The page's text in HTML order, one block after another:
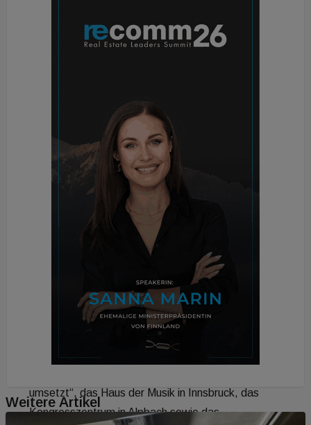
Heute umfasst das Portfolio alle Bereiche, die
Sanitär- und Gasanlagen, Wärme- und
Kälteanlagen, Lüftung und Klima, Mess-, Steuer-
und Regeltechnik, Starkstromanlagen, aber auch
Förderanlagen sowie Küchen und Wäschereien.
Dazu kommt das Controlling für die gesamte
Technische Gebäudeausrüstung. „Die technische
Fachplanung interpretieren wir als Kombination aus
klassischer Planungskompetenz und innovativen
Ideen, den Einsatz modernster Technologien und
solider handwerklicher Umsetzung“, sagt man beim
„Ingenieurbüro für Haus- und Elektrotechnik“, wie
sich A3 JP selbst nennt. Die drei Großen unter den
jüngst ausgeführten Projekten sind nach Angaben
von Eigentümer Robert Schmitzer, dessen
umsetzt“, das Haus der Musik in Innsbruck, das
Kongresszentrum in Alpbach sowie das
Weitere Artikel